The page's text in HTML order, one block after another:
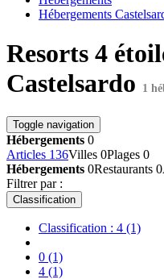
Hébergements
Resorts 4
Castelsardo
1
Toggle navigation
Hébergements 0
Articles 136Villes 0Plages 0
Hébergements 0Restaurants 0
Filtrer par :
Classification
Classification : 4 (1)
0 (1)
4 (1)